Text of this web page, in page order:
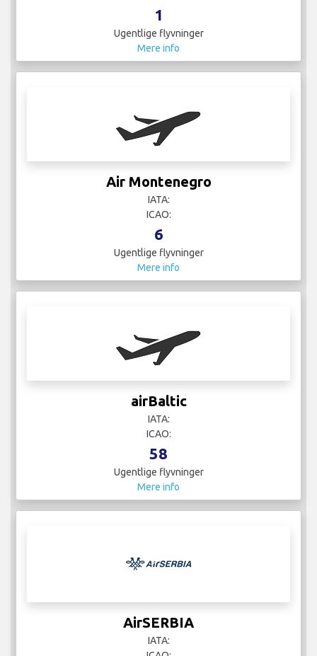
1
Ugentlige flyvninger
Mere info
Air Montenegro
IATA:
ICAO:
6
Ugentlige flyvninger
Mere info
airBaltic
IATA:
ICAO:
58
Ugentlige flyvninger
Mere info
AirSERBIA
IATA: